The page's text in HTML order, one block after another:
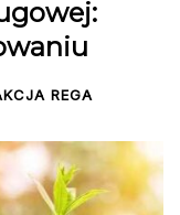
REGA